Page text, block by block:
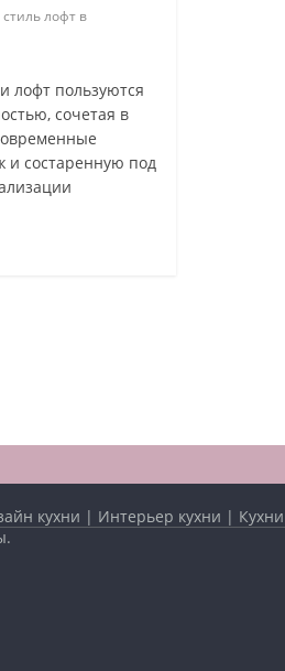
стиль лофт в
лофт пользуются
сочетая в
и состаренную под
кухни | Интерьер кухни |